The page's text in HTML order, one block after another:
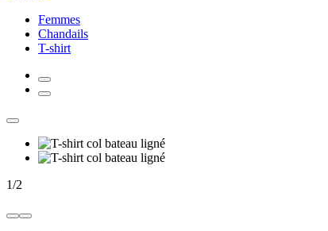
Femmes
Chandails
T-shirt
1/2